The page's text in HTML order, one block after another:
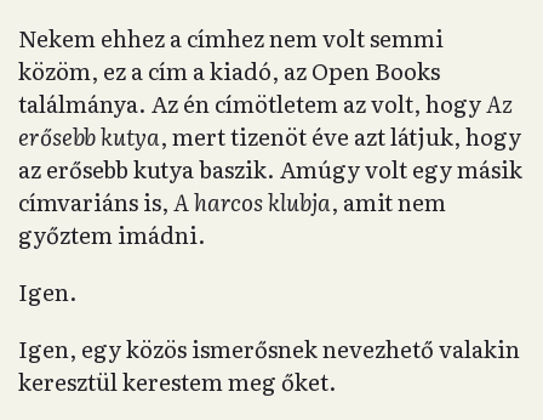
Nekem ehhez a címhez nem volt semmi
közöm, ez a cím a kiadó, az Open Books
találmánya. Az én címötletem az volt, hogyAz
erősebb kutya, mert tizenöt éve azt látjuk, hogy
az erősebb kutya baszik. Amúgy volt egy másik
címvariáns is,A harcos klubja, amit nem
győztem imádni.
Igen.
Igen, egy közös ismerősnek nevezhető valakin
keresztül kerestem meg őket.